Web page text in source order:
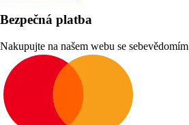
Bezpečná platba
Nakupujte na našem webu se sebevědomím